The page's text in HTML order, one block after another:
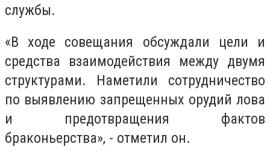
службы.
«В ходе совещания обсуждали цели и
средства взаимодействия между двумя
структурами. Наметили сотрудничество
по выявлению запрещенных орудий лова
и предотвращения фактов
браконьерства», - отметил он.